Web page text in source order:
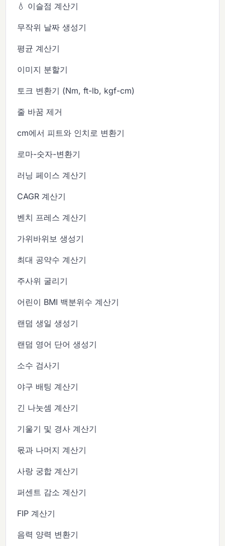
💧 이슬점 계산기
무작위 날짜 생성기
평균 계산기
이미지 분할기
토크 변환기 (Nm, ft-lb, kgf-cm)
줄 바꿈 제거
cm에서 피트와 인치로 변환기
로마-숫자-변환기
러닝 페이스 계산기
CAGR 계산기
벤치 프레스 계산기
가위바위보 생성기
최대 공약수 계산기
주사위 굴리기
어린이 BMI 백분위수 계산기
랜덤 생일 생성기
랜덤 영어 단어 생성기
소수 검사기
야구 배팅 계산기
긴 나눗셈 계산기
기울기 및 경사 계산기
몫과 나머지 계산기
사랑 궁합 계산기
퍼센트 감소 계산기
FIP 계산기
음력 양력 변환기